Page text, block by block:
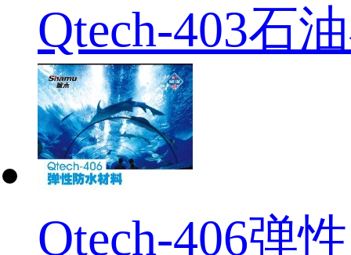
Qtech-403石
Qtech-406弹